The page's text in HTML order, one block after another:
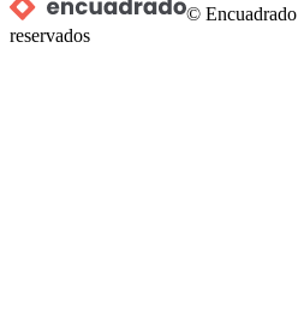
© Encuadrado
reservados